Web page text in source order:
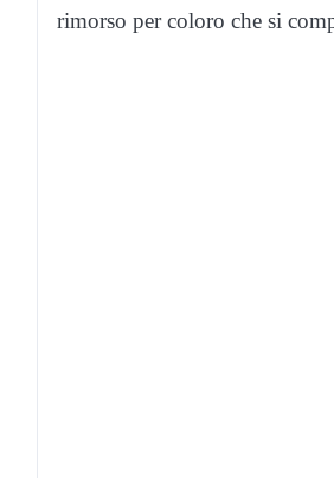
rimorso per coloro che si